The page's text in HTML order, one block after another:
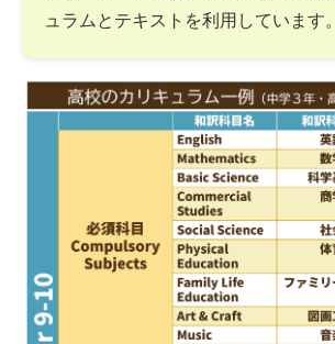
ュラムとテキストを利用しています。